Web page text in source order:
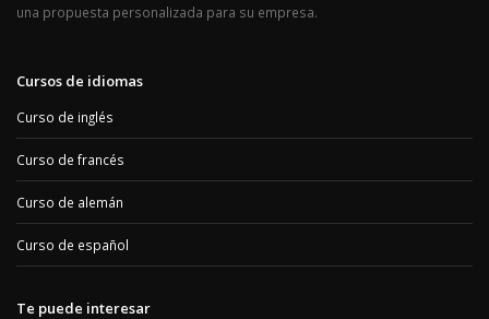
una propuesta personalizada para su empresa.
Cursos de idiomas
Curso de inglés
Curso de francés
Curso de alemán
Curso de español
Te puede interesar